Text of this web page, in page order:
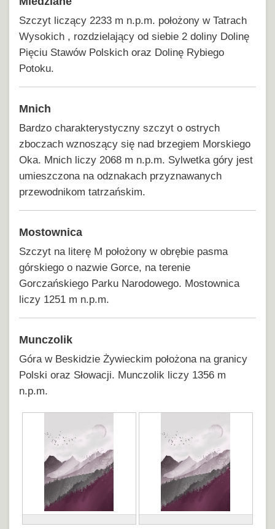
Szczyt liczący 2233 m n.p.m. położony w Tatrach
Wysokich , rozdzielający od siebie 2 doliny Dolinę
Pięciu Stawów Polskich oraz Dolinę Rybiego
Potoku.
Mnich
Bardzo charakterystyczny szczyt o ostrych
zboczach wznoszący się nad brzegiem Morskiego
Oka. Mnich liczy 2068 m n.p.m. Sylwetka góry jest
umieszczona na odznakach przyznawanych
przewodnikom tatrzańskim.
Mostownica
Szczyt na literę M położony w obrębie pasma
górskiego o nazwie Gorce, na terenie
Gorczańskiego Parku Narodowego. Mostownica
liczy 1251 m n.p.m.
Munczolik
Góra w Beskidzie Żywieckim położona na granicy
Polski oraz Słowacji. Munczolik liczy 1356 m
n.p.m.